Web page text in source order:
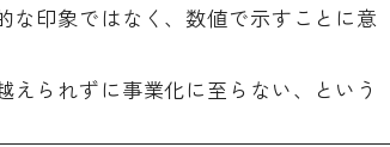
な印象ではなく、数値で示すことに意
えられずに事業化に至らない、という